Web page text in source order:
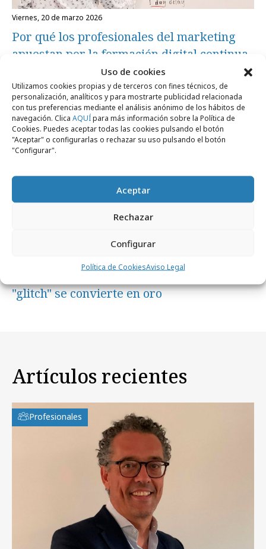
Uso de cookies
Utilizamos cookies propias y de terceros con fines técnicos, de
personalización, analíticos y para mostrarte publicidad relacionada
con tus preferencias mediante el análisis anónimo de los hábitos de
navegación. Clica AQUÍpara más información sobre la Política de
Cookies. Puedes aceptar todas las cookies pulsando el botón
"Aceptar" o configurarlas o rechazar su uso pulsando el botón
"Configurar".
Aceptar
Rechazar
Configurar
Política de CookiesAviso Legal
viernes, 20 de marzo 2026
Por qué los profesionales del marketing
apuestan por la formación digital continua
Opinión
Dead Internet Marketing: cuando el
"glitch" se convierte en oro
Artículos recientes
Profesionales